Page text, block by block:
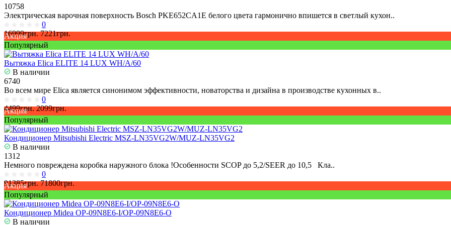
10758
Электрическая варочная поверхность Bosch PKE652CA1E белого цвета гармонично впишется в светлый кухон..
0
16999грн. 7221грн.
Акция
Популярный
Вытяжка Elica ELITE 14 LUX WH/A/60
В наличии
6740
Во всем мире Elica является синонимом эффективности, новаторства и дизайна в производстве кухонных в..
0
4499грн. 2099грн.
Акция
Популярный
Кондиционер Mitsubishi Electric MSZ-LN35VG2W/MUZ-LN35VG2
В наличии
1312
Немного повреждена коробка наружного блока !Особенности SCOP до 5,2/SEER до 10,5 Кла..
0
91385грн. 71800грн.
Акция
Популярный
Кондиционер Midea OP-09N8E6-I/OP-09N8E6-O
В наличии